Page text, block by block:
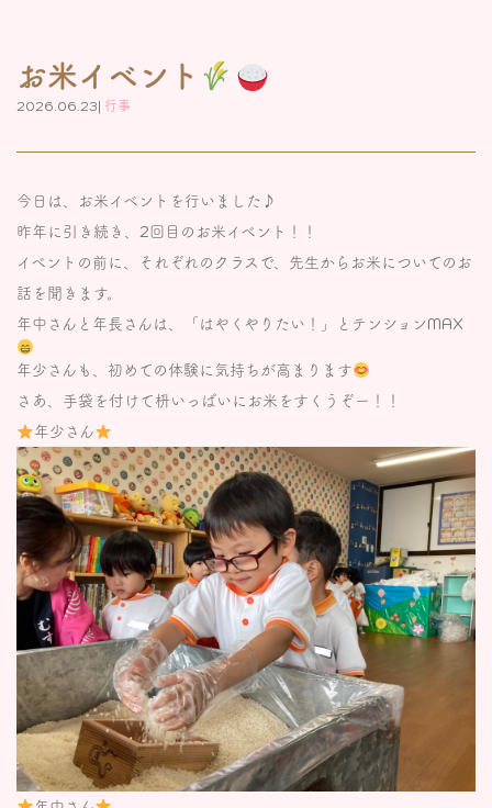
お米イベント
2026.06.23| 行事
今日は、お米イベントを行いました♪
昨年に引き続き、2回目のお米イベント！！
イベントの前に、それぞれのクラスで、先生からお米についてのお
話を聞きます。
年中さんと年長さんは、「はやくやりたい！」とテンションMAX
年少さんも、初めての体験に気持ちが高まります
さあ、手袋を付けて枡いっぱいにお米をすくうぞー！！
年少さん